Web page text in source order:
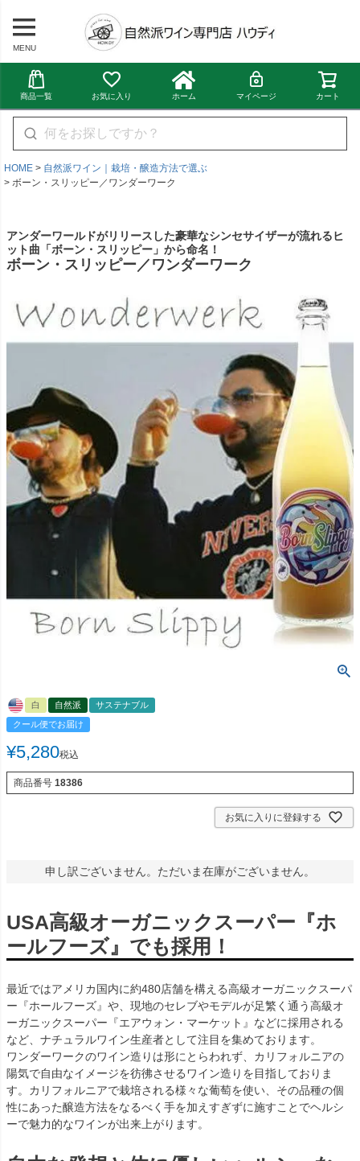
MENU
商品一覧 お気に入り ホーム マイページ カート
HOME
自然派ワイン｜栽培・醸造方法で選ぶ
ボーン・スリッピー／ワンダーワーク
アンダーワールドがリリースした豪華なシンセサイザーが流れるヒ
ット曲「ボーン・スリッピー」から命名！
ボーン・スリッピー／ワンダーワーク
白 自然派
サステナブル
クール便でお届け
¥5,280税込
商品番号 18386
お気に入りに登録する
申し訳ございません。ただいま在庫がございません。
USA高級オーガニックスーパー『ホ
ールフーズ』でも採用！
最近ではアメリカ国内に約480店舗を構える高級オーガニックスーパ
ー『ホールフーズ』や、現地のセレブやモデルが足繁く通う高級オ
ーガニックスーパー『エアウォン・マーケット』などに採用される
など、ナチュラルワイン生産者として注目を集めております。
ワンダーワークのワイン造りは形にとらわれず、カリフォルニアの
陽気で自由なイメージを彷彿させるワイン造りを目指しておりま
す。カリフォルニアで栽培される様々な葡萄を使い、その品種の個
性にあった醸造方法をなるべく手を加えすぎずに施すことでヘルシ
ーで魅力的なワインが出来上がります。